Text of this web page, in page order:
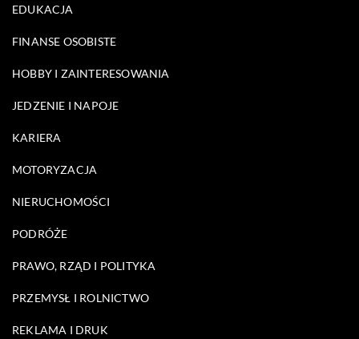
EDUKACJA
FINANSE OSOBISTE
HOBBY I ZAINTERESOWANIA
JEDZENIE I NAPOJE
KARIERA
MOTORYZACJA
NIERUCHOMOŚCI
PODRÓŻE
PRAWO, RZĄD I POLITYKA
PRZEMYSŁ I ROLNICTWO
REKLAMA I DRUK